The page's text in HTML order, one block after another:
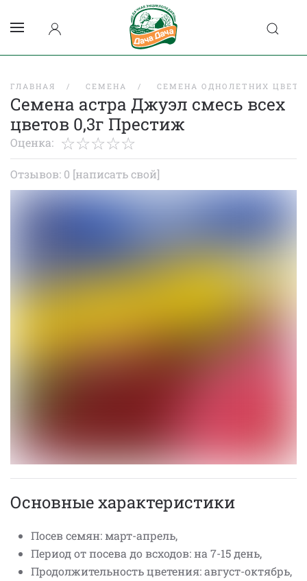
ГЛАВНАЯ СЕМЕНА СЕМЕНА ОДНОЛЕТНИХ
Семена астра Джуэл смесь всех
цветов 0,3г Престиж
Оценка:
Отзывов: 0 [написать свой]
Основные характеристики
Посев семян: март-апрель,
Период от посева до всходов: на 7-15 день,
Продолжительность цветения: август-октябрь,